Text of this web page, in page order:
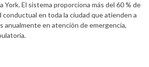
York. El sistema proporciona más del 60 % de
conductual en toda la ciudad que atienden a
anualmente en atención de emergencia,